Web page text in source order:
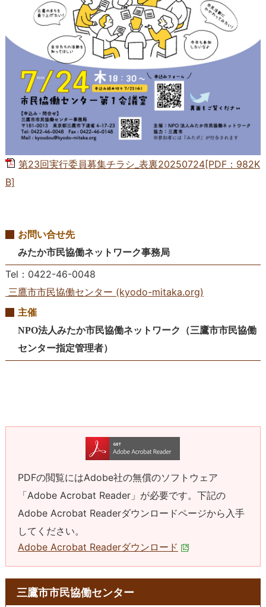
第23回実行委員募集チラシ_表裏20250724[PDF：982K
B]
お問い合せ先
みたか市民協働ネットワーク事務局
Tel：0422-46-0048
三鷹市市民協働センター (kyodo-mitaka.org)
主催
NPO法人みたか市民協働ネットワーク（三鷹市市民協働
センター指定管理者）
PDFの閲覧にはAdobe社の無償のソフトウェア
「Adobe Acrobat Reader」が必要です。下記の
Adobe Acrobat Readerダウンロードページから入手
してください。
Adobe Acrobat Readerダウンロード
三鷹市市民協働センター